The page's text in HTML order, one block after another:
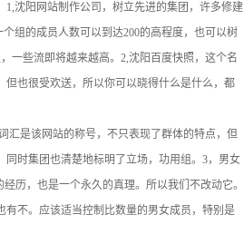
沈阳网站制作公司，树立先进的集团，许多修建
组的成员人数可以到达200的高程度，也可以树
一些流即将越来越高。2,沈阳百度快照，这个名
也很受欢送，所以你可以晓得什么是什么，都
汇是该网站的称号，不只表现了群体的特点，但
时集团也清楚地标明了立场，功用组。3，男女
历，也是一个永久的真理。所以我们不改动它。
不。应该适当控制比数量的男女成员，特别是